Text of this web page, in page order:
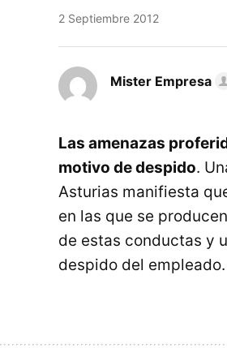
2 Septiembre 2012
Mister Empresa
Las amenazas
motivo de despido.
Asturias manifiesta
en las que se
de estas conductas y
despido del empleado.